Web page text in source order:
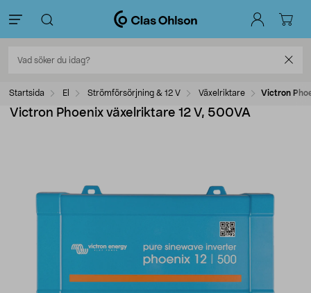
Startsida El Strömförsörjning & 12 V Växelriktare Victron
Victron Phoenix växelriktare 12 V, 500VA